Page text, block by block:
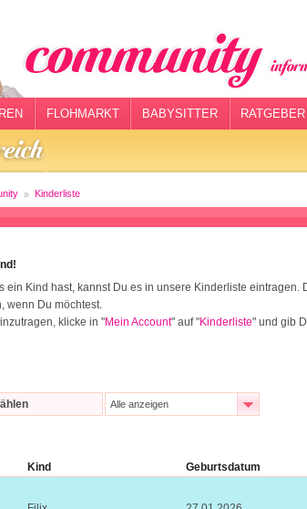
FLOHMARKT BABYSITTER RATGEBER
Kinderliste
ein Kind hast, kannst Du es in unsere Kinderliste eintragen.
wenn Du möchtest.
klicke in "Mein Account" auf "Kinderliste" und gib
Alle anzeigen
Kind Geburtsdatum